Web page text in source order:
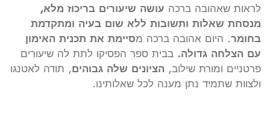
לראות שאהובה ברכה עושה שיעורים בריכוז מלא,
מנסחת שאלות ותשובות ללא שום בעיה ומתקדמת
בחומר. היום אהובה ברכה מסיימת את תכנית האימון
עם הצלחה גדולה. בבית ספר הפסיקו לתת לה שיעורים
פרטניים ומורת שילוב, הציונים שלה גבוהים, תודה לאטנגו
ולצוות שתמיד נתן מענה לכל שאלותינו.